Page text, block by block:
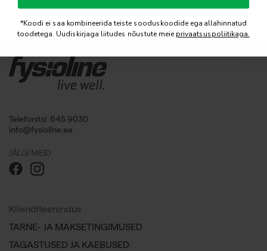
Telefonitsi: 645 9030
info@fysioline.ee
JÄLGI MEID
Klienditeenindus
TARNE- JA MAKSETINGIMUSED
TAGASTUSED JA KAEBUSED
*Koodi ei saa kombineerida teiste sooduskoodide ega allahinnatud
toodetega. Uudiskirjaga liitudes nõustute meie privaatsuspoliitikaga.